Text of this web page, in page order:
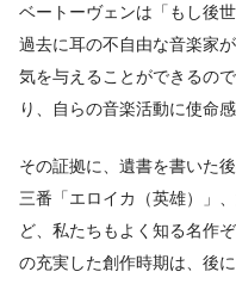
ベートーヴェンは「もし後
過去に耳の不自由な音楽家
気を与えることができるの
り、自らの音楽活動に使命
その証拠に、遺書を書いた
三番「エロイカ（英雄）」
ど、私たちもよく知る名作
の充実した創作時期は、後